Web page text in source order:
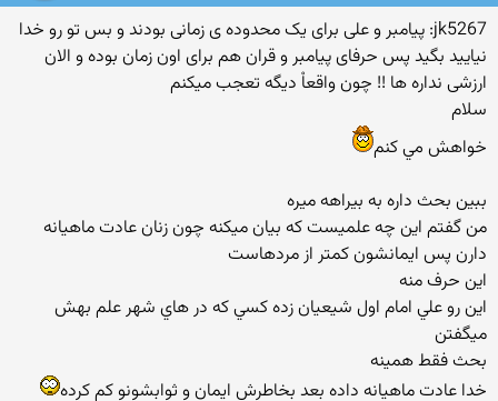
jk5267: پیامبر و علی برای یک محدوده ی زمانی بودند و بس تو رو خدا
نیایید بگید پس حرفای پیامبر و قران هم برای اون زمان بوده و الان
ارزشی نداره ها !! چون واقعاْ دیگه تعجب میکنم
سلام
خواهش مي كنم
ببين بحث داره به بيراهه ميره
من گفتم اين چه علميست كه بيان ميكنه چون زنان عادت ماهيانه
دارن پس ايمانشون كمتر از مردهاست
اين حرف منه
اين رو علي امام اول شيعيان زده كسي كه در هاي شهر علم بهش
ميگفتن
بحث فقط همينه
خدا عادت ماهيانه داده بعد بخاطرش ايمان و ثوابشونو كم كرده